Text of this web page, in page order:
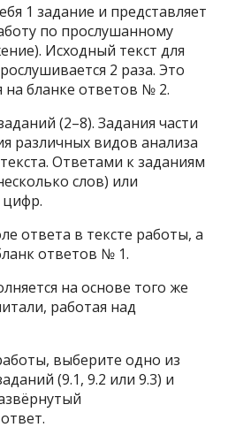
1 задание и представляет
по прослушанному
Исходный текст для
2 раза. Это
на бланке ответов № 2.
(2–8). Задания части
различных видов анализа
Ответами к заданиям
слов) или
цифр.
ответа в тексте работы, а
ответов № 1.
на основе того же
работая над
выберите одно из
(9.1, 9.2 или 9.3) и